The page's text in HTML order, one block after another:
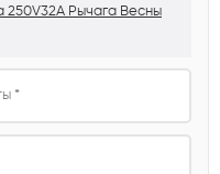
Рычага Весны